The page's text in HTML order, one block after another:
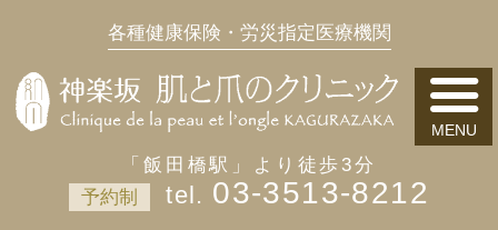
各種健康保険・労災指定医療機関
「飯田橋駅」より徒歩3分
予約制
03-3513-8212